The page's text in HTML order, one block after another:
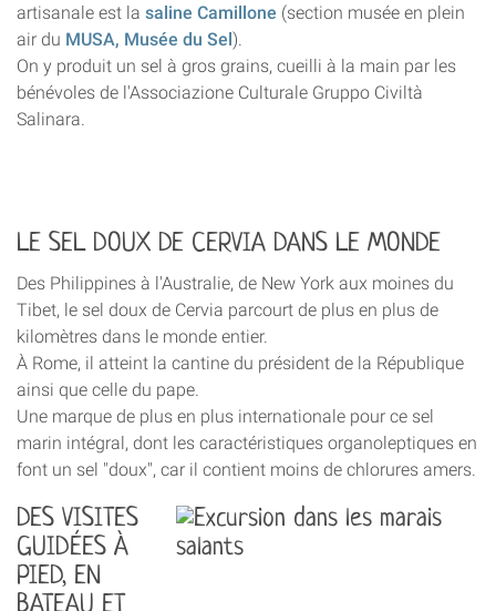
artisanale est la saline Camillone (section musée en plein
air du MUSA, Musée du Sel).
On y produit un sel à gros grains, cueilli à la main par les
bénévoles de l'Associazione Culturale Gruppo Civiltà
Salinara.
LE SEL DOUX DE CERVIA DANS LE MONDE
Des Philippines à l'Australie, de New York aux moines du
Tibet, le sel doux de Cervia parcourt de plus en plus de
kilomètres dans le monde entier.
À Rome, il atteint la cantine du président de la République
ainsi que celle du pape.
Une marque de plus en plus internationale pour ce sel
marin intégral, dont les caractéristiques organoleptiques en
font un sel "doux", car il contient moins de chlorures amers.
DES VISITES
GUIDÉES À
PIED, EN